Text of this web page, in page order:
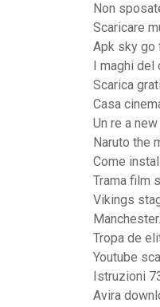
Non
Scaricare
Apk sky go
I maghi del
Scarica
Casa
Un re a
Naruto the
Come
Trama film
Vikings
Tropa de
Youtube
Istruzioni
Avira